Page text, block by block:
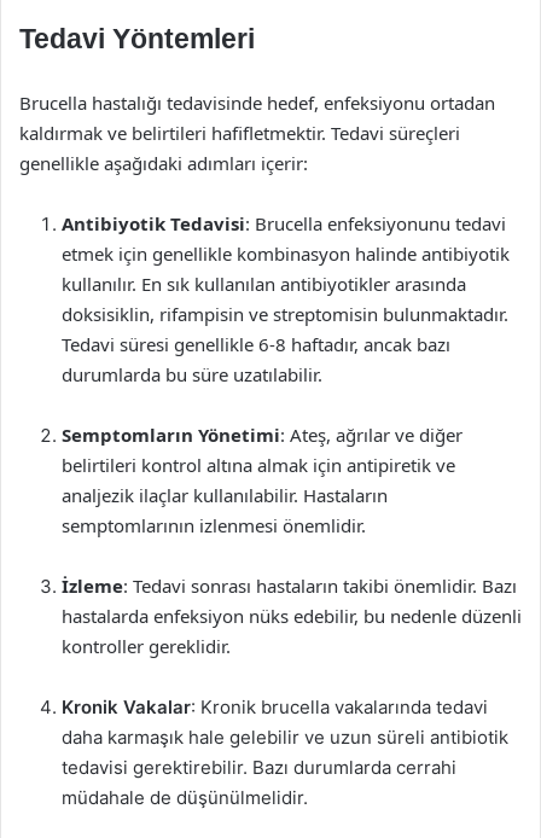
Tedavi Yöntemleri
Brucella hastalığı tedavisinde hedef, enfeksiyonu ortadan
kaldırmak ve belirtileri hafifletmektir. Tedavi süreçleri
genellikle aşağıdaki adımları içerir:
Antibiyotik Tedavisi: Brucella enfeksiyonunu tedavi
etmek için genellikle kombinasyon halinde antibiyotik
kullanılır. En sık kullanılan antibiyotikler arasında
doksisiklin, rifampisin ve streptomisin bulunmaktadır.
Tedavi süresi genellikle 6-8 haftadır, ancak bazı
durumlarda bu süre uzatılabilir.
Semptomların Yönetimi: Ateş, ağrılar ve diğer
belirtileri kontrol altına almak için antipiretik ve
analjezik ilaçlar kullanılabilir. Hastaların
semptomlarının izlenmesi önemlidir.
İzleme: Tedavi sonrası hastaların takibi önemlidir. Bazı
hastalarda enfeksiyon nüks edebilir, bu nedenle düzenli
kontroller gereklidir.
Kronik Vakalar: Kronik brucella vakalarında tedavi
daha karmaşık hale gelebilir ve uzun süreli antibiotik
tedavisi gerektirebilir. Bazı durumlarda cerrahi
müdahale de düşünülmelidir.